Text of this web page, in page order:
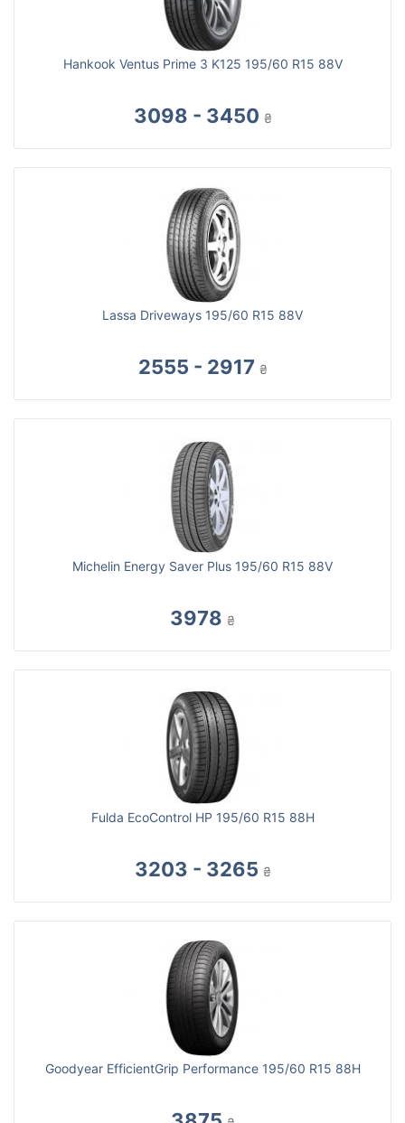
Hankook Ventus Prime 3 K125 195/60 R15 88V
3098 - 3450 ₴
Lassa Driveways 195/60 R15 88V
2555 - 2917 ₴
Michelin Energy Saver Plus 195/60 R15 88V
3978 ₴
Fulda EcoControl HP 195/60 R15 88H
3203 - 3265 ₴
Goodyear EfficientGrip Performance 195/60 R15 88H